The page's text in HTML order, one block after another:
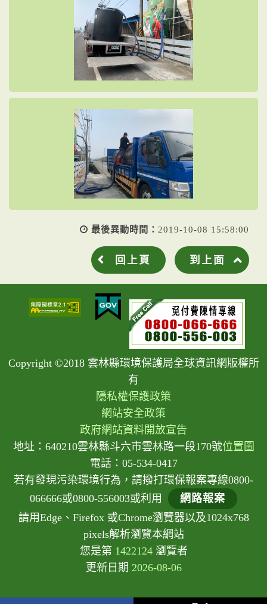
最後異動時間： 2019-10-08 15:58:00
回上頁 到上面
Copyright ©2018 雲林縣環境保護局全球資訊網版權所
有
隱私權保護政策
網站安全政策
政府網站資料開放宣告
地址：640210雲林縣斗六市雲林路一段170號位置圖
電話：05-534-0417
若有發現污染環境行為，請撥打環保報案專線0800-
066666或0800-556003或利用
網路報案
請用Edge、Firefox 或Chrome瀏覽器以及1024x768
pixels解析瀏覽本網站
您是第 1422124瀏覽者
更新日期 2026-08-06